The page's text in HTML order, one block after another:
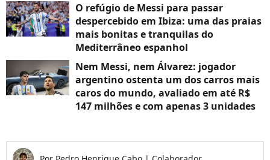
O refúgio de Messi para passar
despercebido em Ibiza: uma das praias
mais bonitas e tranquilas do
Mediterrâneo espanhol
Nem Messi, nem Álvarez: jogador
argentino ostenta um dos carros mais
caros do mundo, avaliado em até R$
147 milhões e com apenas 3 unidades